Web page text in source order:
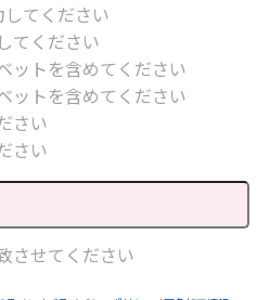
てください
てください
ットを含めてください
ットを含めてください
さい
さい
させてください